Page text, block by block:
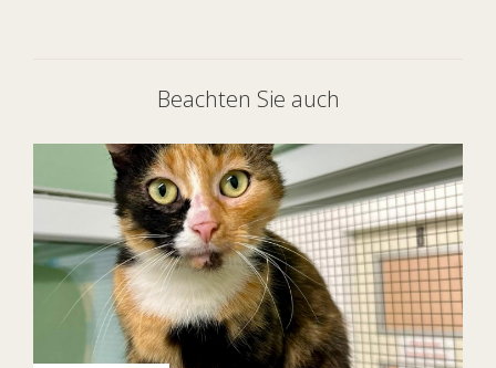
Beachten Sie auch